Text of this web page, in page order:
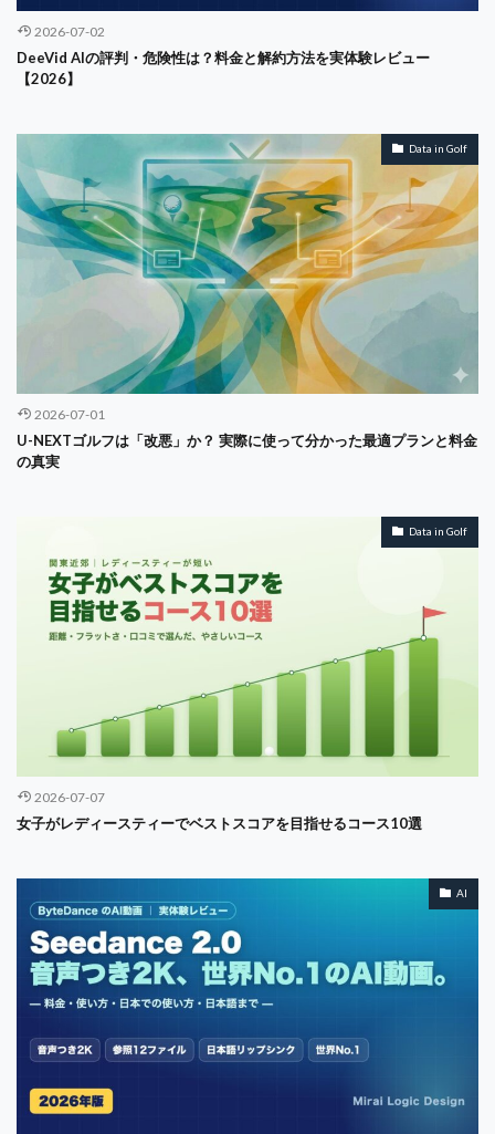
2026-07-02
DeeVid AIの評判・危険性は？料金と解約方法を実体験レビュー
【2026】
Data in Golf
2026-07-01
U-NEXTゴルフは「改悪」か？ 実際に使って分かった最適プランと料金
の真実
Data in Golf
2026-07-07
女子がレディースティーでベストスコアを目指せるコース10選
AI